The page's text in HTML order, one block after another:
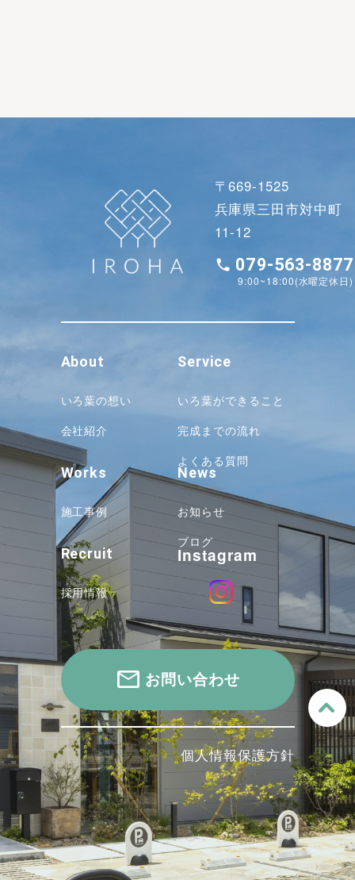
〒669-1525
兵庫県三田市対中町
11-12
079-563-8877
9:00~18:00(水曜定休日)
About
いろ葉の想い
会社紹介
Service
いろ葉ができること
完成までの流れ
よくある質問
Works
施工事例
News
お知らせ
ブログ
Recruit
採用情報
Instagram
お問い合わせ
個人情報保護方針